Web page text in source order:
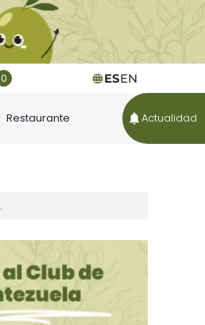
0 ESEN
Restaurante Actualidad